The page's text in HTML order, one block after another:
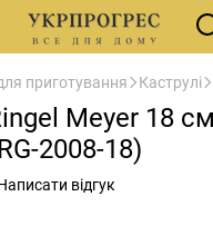
приготування Каструлі
Meyer 18
2008-18)
відгук